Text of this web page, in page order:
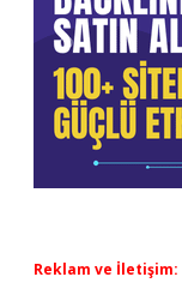
Reklam ve İletişim: